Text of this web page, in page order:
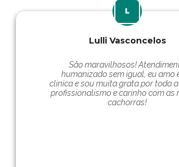
Lulli Vasconcelos
Såo maravilhosos!
humanizado sem igual, eu amo
clinica e sou muita grata por toda
profissionalismo e carinho com as
cachorras!